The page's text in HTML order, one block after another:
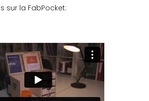
sur la FabPocket: